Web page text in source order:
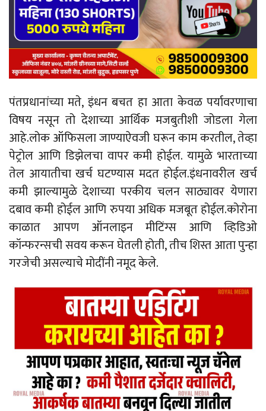
पंतप्रधानांच्या मते, इंधन बचत हा आता केवळ पर्यावरणाचा
विषय नसून तो देशाच्या आर्थिक मजबुतीशी जोडला गेला
आहे.लोक ऑफिसला जाण्याऐवजी घरून काम करतील, तेव्हा
पेट्रोल आणि डिझेलचा वापर कमी होईल. यामुळे भारताच्या
तेल आयातीचा खर्च घटण्यास मदत होईल.इंधनावरील खर्च
कमी झाल्यामुळे देशाच्या परकीय चलन साठ्यावर येणारा
दबाव कमी होईल आणि रुपया अधिक मजबूत होईल.कोरोना
काळात आपण ऑनलाइन मीटिंग्स आणि व्हिडिओ
कॉन्फरन्सची सवय करून घेतली होती, तीच शिस्त आता पुन्हा
गरजेची असल्याचे मोदींनी नमूद केले.